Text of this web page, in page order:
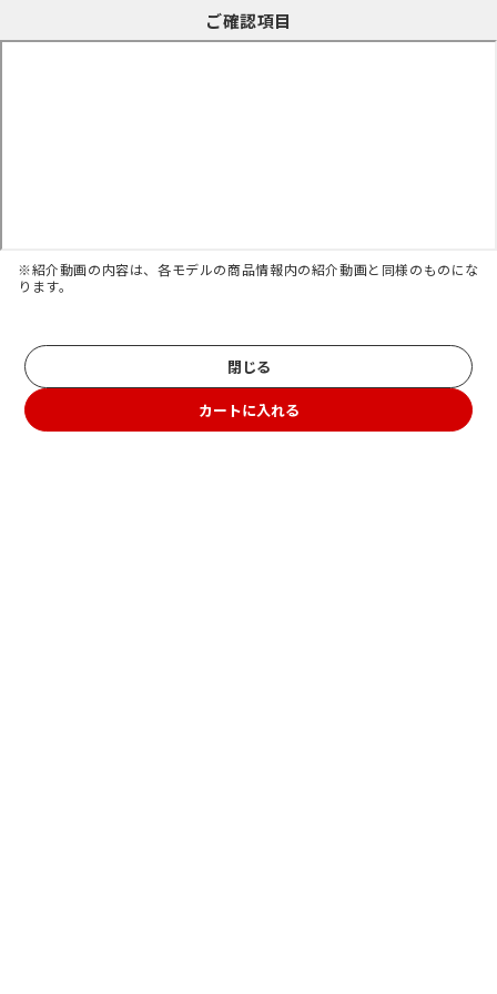
ご確認項目
※紹介動画の内容は、各モデルの商品情報内の紹介動画と同様のものにな
ります。
閉じる
カートに入れる